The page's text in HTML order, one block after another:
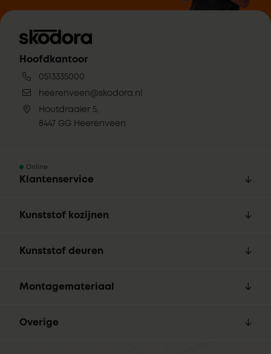
Hoofdkantoor
0513335000
heerenveen@skodora.nl
Houtdraaier 5,
8447 GG Heerenveen
Online
Klantenservice
Kunststof kozijnen
Kunststof deuren
Montagemateriaal
Overige